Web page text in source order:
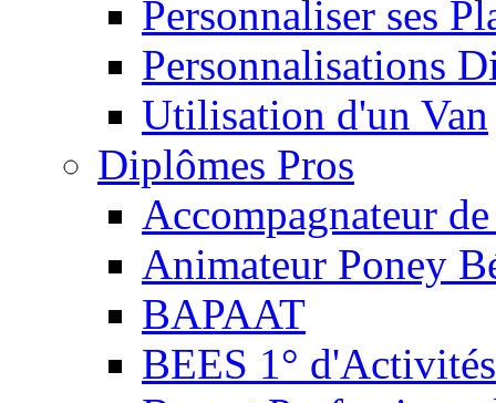
Personnaliser ses
Personnalisations
Utilisation d'un Van
Diplômes Pros
Accompagnateur
Animateur Poney
BAPAAT
BEES 1°